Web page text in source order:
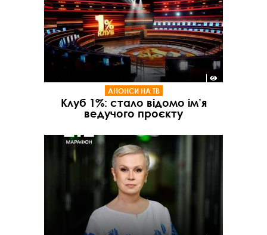
АНОНСИ НА ТВ
Клуб 1%: стало відомо ім’я
ведучого проєкту